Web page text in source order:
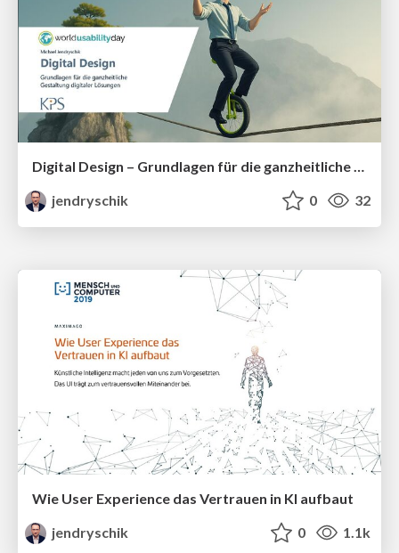
Digital Design – Grundlagen für die ganzheitliche Gestaltung digitaler Lösungen
jendryschik
0 32
Wie User Experience das Vertrauen in KI aufbaut
jendryschik
0 1.1k